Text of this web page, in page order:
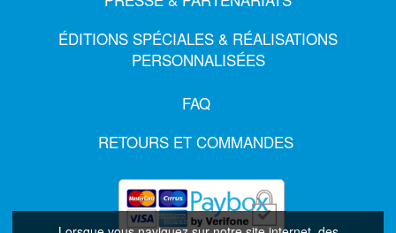
ÉDITIONS SPÉCIALES & RÉALISATIONS
PERSONNALISÉES
FAQ
RETOURS ET COMMANDES